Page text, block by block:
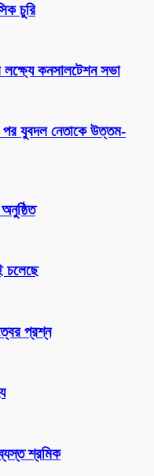
চুরি
লক্ষ্যে কনসালটেশন সভা
যুবদল নেতাকে উত্তম-
চলেছে
প্রশ্ন
শ্রমিক